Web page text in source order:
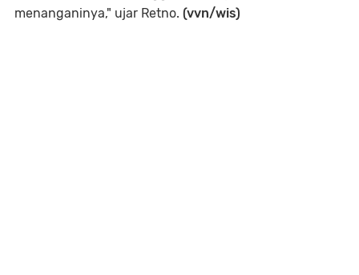
menanganinya," ujar Retno. (vvn/wis)